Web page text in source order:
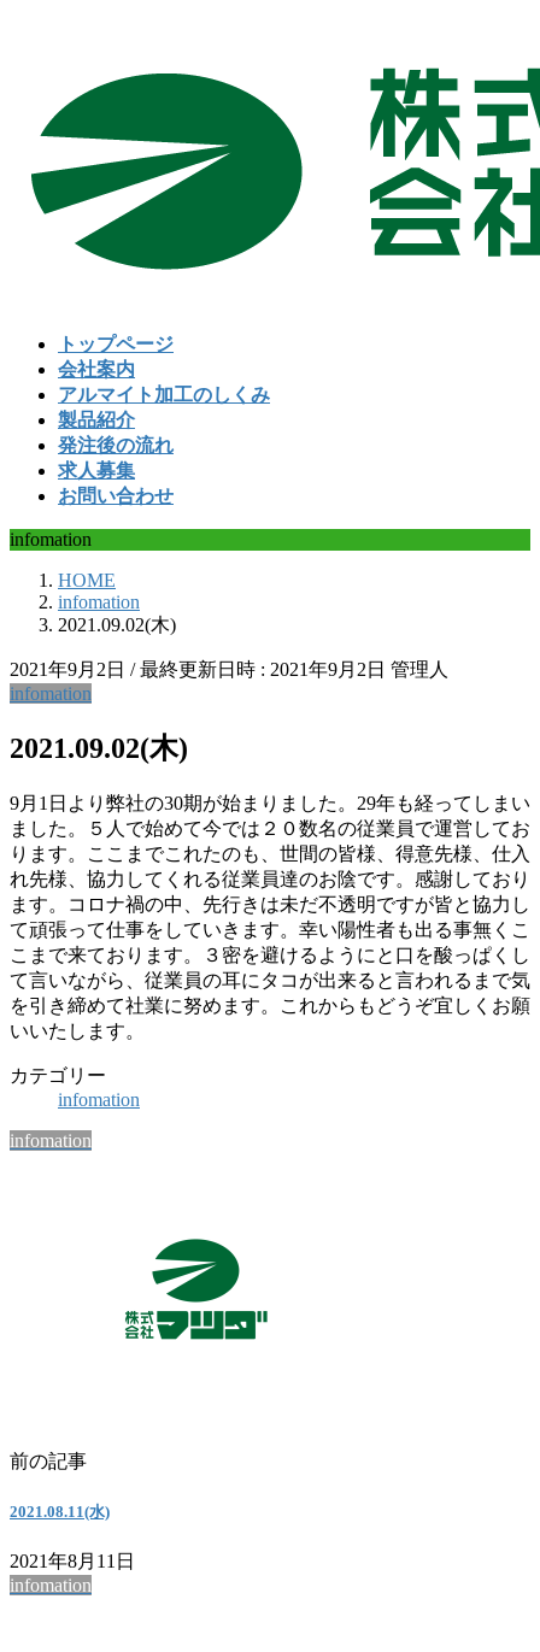
トップページ
会社案内
アルマイト加工のしくみ
製品紹介
発注後の流れ
求人募集
お問い合わせ
infomation
HOME
infomation
2021.09.02(木)
2021年9月2日 / 最終更新日時 : 2021年9月2日 管理人
infomation
2021.09.02(木)
9月1日より弊社の30期が始まりました。29年も経ってしまい
ました。５人で始めて今では２０数名の従業員で運営してお
ります。ここまでこれたのも、世間の皆様、得意先様、仕入
れ先様、協力してくれる従業員達のお陰です。感謝しており
ます。コロナ禍の中、先行きは未だ不透明ですが皆と協力し
て頑張って仕事をしていきます。幸い陽性者も出る事無くこ
こまで来ております。３密を避けるようにと口を酸っぱくし
て言いながら、従業員の耳にタコが出来ると言われるまで気
を引き締めて社業に努めます。これからもどうぞ宜しくお願
いいたします。
カテゴリー
infomation
infomation
前の記事
2021.08.11(水)
2021年8月11日
infomation